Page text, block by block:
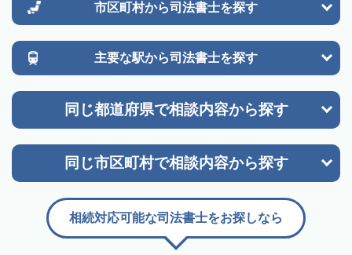
市区町村から司法書士を探す
主要な駅から司法書士を探す
同じ都道府県で相談内容から探す
同じ市区町村で相談内容から探す
相続対応可能な司法書士をお探しなら